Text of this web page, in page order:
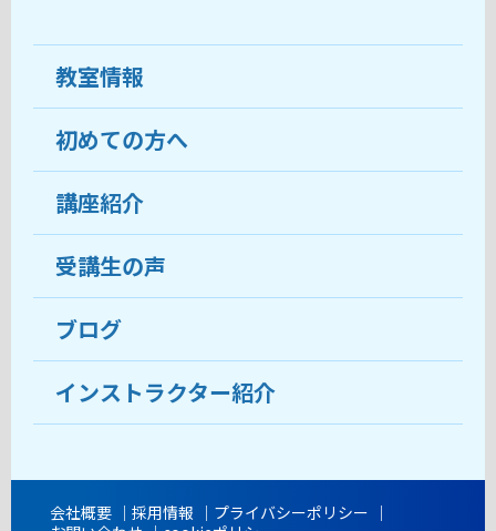
教室情報
教室について
受講生の声
おすすめ・人気の講座
目的から講座を探す
教室ブログ
初めての方へ
ココがおすすめ
料金
受講までの流れ
よくあるご質問
講座紹介
受講生の声
ブログ
インストラクター紹介
会社概要 採用情報
プライバシーポリシー